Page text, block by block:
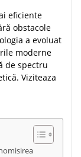
eficiente
obstacole
a evoluat
moderne
de spectru
Viziteaza